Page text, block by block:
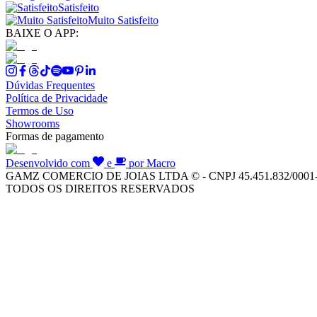
Satisfeito
Muito Satisfeito
BAIXE O APP:
Dúvidas Frequentes
Política de Privacidade
Termos de Uso
Showrooms
Formas de pagamento
Desenvolvido com e
por Macro
GAMZ COMERCIO DE JOIAS LTDA © - CNPJ 45.451.832/
TODOS OS DIREITOS RESERVADOS